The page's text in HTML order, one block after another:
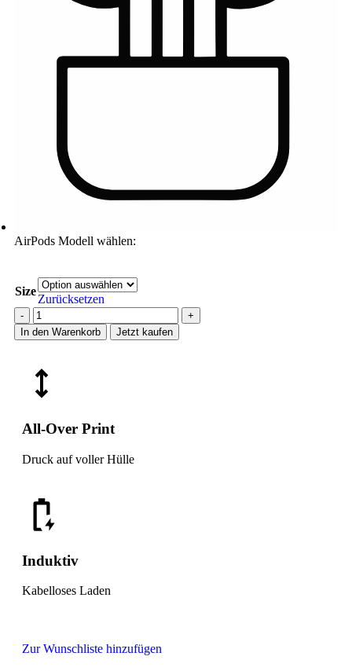
AirPods Modell wählen:
Size
Zurücksetzen
In den Warenkorb Jetzt kaufen
All-Over Print
Druck auf voller Hülle
Induktiv
Kabelloses Laden
Zur Wunschliste hinzufügen